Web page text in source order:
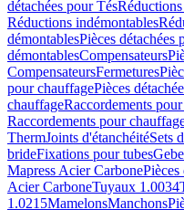
détachées pour Tés
Réductions indémontables
démontablesPièces détachées
démontablesCompensateurs
CompensateursFermetures
pour chauffagePièces
chauffageRaccordements
Raccordements pour
ThermJoints d'étanchéitéSets
brideFixations pour tubes
Mapress Acier CarbonePièces
Acier CarboneTuyaux 1.0034
1.0215MamelonsManchons